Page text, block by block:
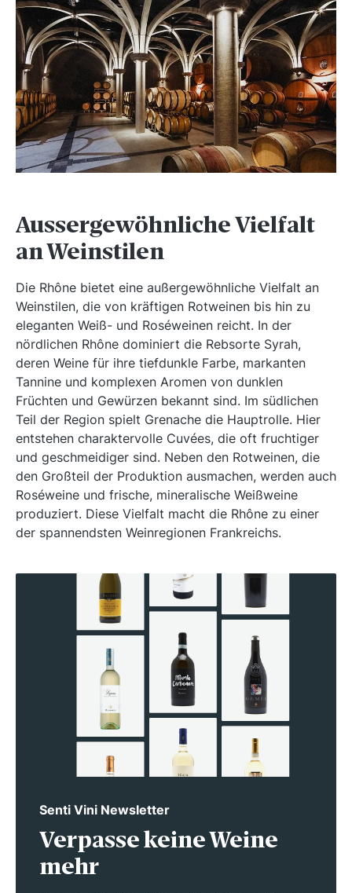
Aussergewöhnliche Vielfalt
an Weinstilen
Die Rhône bietet eine außergewöhnliche Vielfalt an
Weinstilen, die von kräftigen Rotweinen bis hin zu
eleganten Weiß- und Roséweinen reicht. In der
nördlichen Rhône dominiert die Rebsorte Syrah,
deren Weine für ihre tiefdunkle Farbe, markanten
Tannine und komplexen Aromen von dunklen
Früchten und Gewürzen bekannt sind. Im südlichen
Teil der Region spielt Grenache die Hauptrolle. Hier
entstehen charaktervolle Cuvées, die oft fruchtiger
und geschmeidiger sind. Neben den Rotweinen, die
den Großteil der Produktion ausmachen, werden auch
Roséweine und frische, mineralische Weißweine
produziert. Diese Vielfalt macht die Rhône zu einer
der spannendsten Weinregionen Frankreichs.
Senti Vini Newsletter
Verpasse keine Weine
mehr